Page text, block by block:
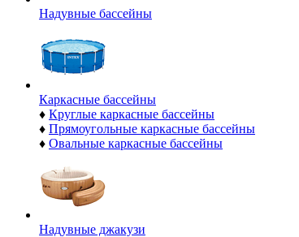
Надувные бассейны
Каркасные бассейны
♦ Круглые каркасные бассейны
♦ Прямоугольные каркасные бассейны
♦ Овальные каркасные бассейны
Надувные джакузи